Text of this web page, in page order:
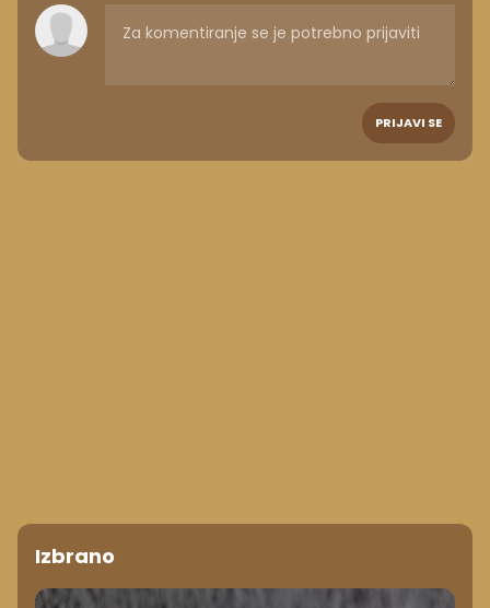
PRIJAVI SE
Izbrano